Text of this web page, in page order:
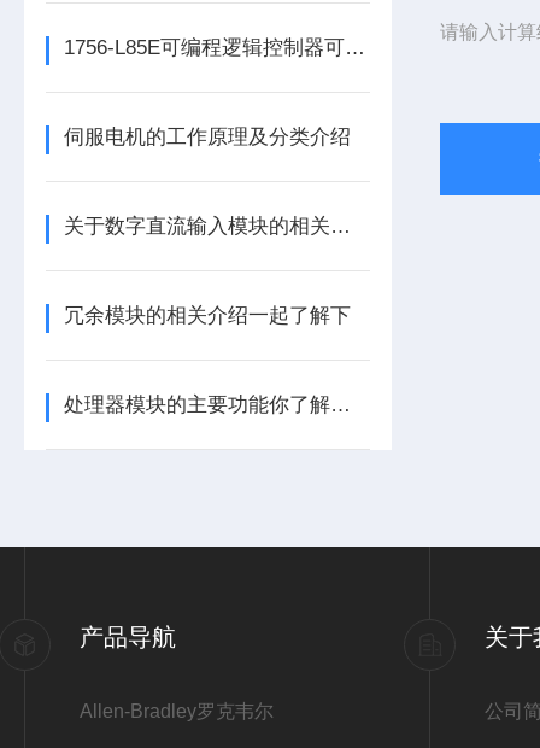
1756-L85E可编程逻辑控制器可满足多行业自动化精准控制需求
伺服电机的工作原理及分类介绍
关于数字直流输入模块的相关介绍
冗余模块的相关介绍一起了解下
处理器模块的主要功能你了解多少呢
请输入计
产品导航
Allen-Bradley罗克韦尔
关于
公司